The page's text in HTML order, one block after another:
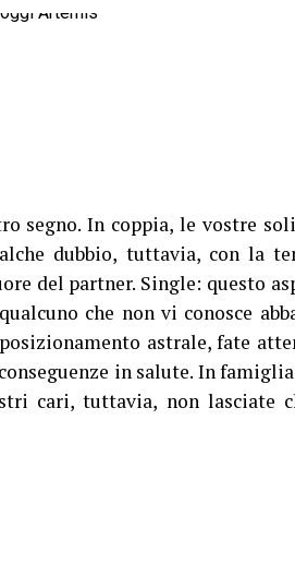
segno. In coppia, le vostre
dubbio, tuttavia, con la
del partner. Single: questo
che non vi conosce
astrale, fate
in salute. In
cari, tuttavia, non lasciate